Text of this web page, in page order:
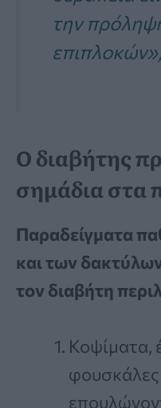
την
Ο διαβήτης
σημάδια στα
Παραδείγματα
και των
τον διαβήτη
Κοψίματα,